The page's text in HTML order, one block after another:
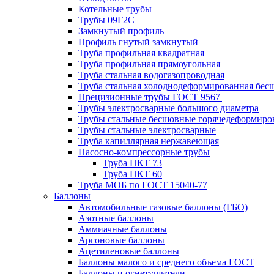
Котельные трубы
Трубы 09Г2С
Замкнутый профиль
Профиль гнутый замкнутый
Труба профильная квадратная
Труба профильная прямоугольная
Труба стальная водогазопроводная
Труба стальная холоднодеформированная
Прецизионные трубы ГОСТ 9567
Трубы электросварные большого диаметра
Трубы стальные бесшовные
Трубы стальные электросварные
Труба капиллярная нержавеющая
Насосно-компрессорные трубы
Труба НКТ 73
Труба НКТ 60
Труба МОБ по ГОСТ 15040-77
Баллоны
Автомобильные газовые баллоны (ГБО)
Азотные баллоны
Аммиачные баллоны
Аргоновые баллоны
Ацетиленовые баллоны
Баллоны малого и среднего объема ГОСТ